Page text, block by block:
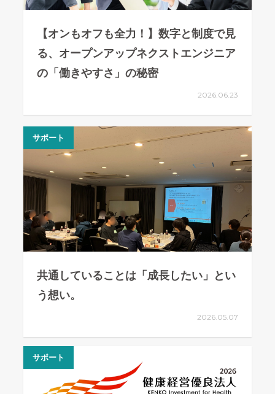
【オンもオフも全力！】数字と制度で見
る、オープンアップネクストエンジニア
の「働きやすさ」の秘密
2026.06.23
サポート
共通していることは「成長したい」とい
う想い。
2026.05.07
サポート